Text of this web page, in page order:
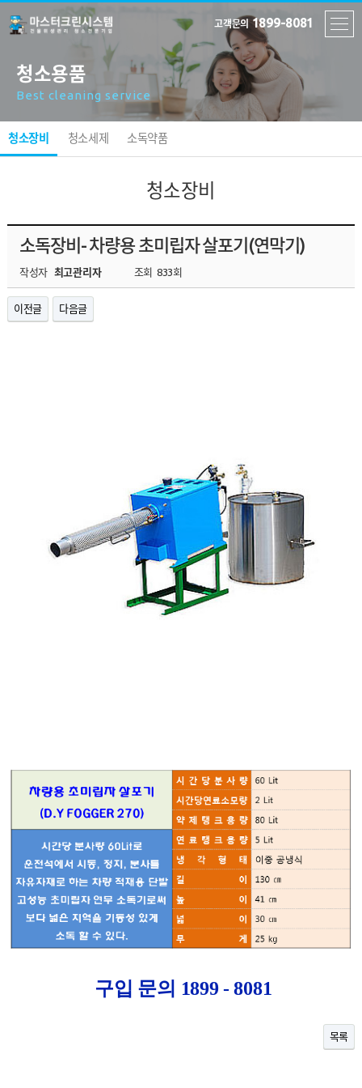
고객문의 1899-8081
청소용품
Best cleaning service
청소장비 청소세제 소독약품
청소장비
소독장비- 차량용 초미립자 살포기(연막기)
작성자 최고관리자 조회 833회
이전글 다음글
구입 문의 1899 - 8081
목록